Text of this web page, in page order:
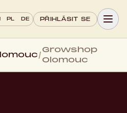
PL DE PŘIHLÁSIT SE
/
Growshop
Olomouc